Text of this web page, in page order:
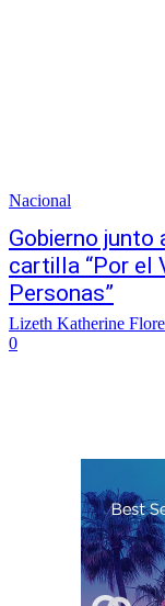
Nacional
Gobierno
cartilla “Por el
Personas”
Lizeth Katherine
0